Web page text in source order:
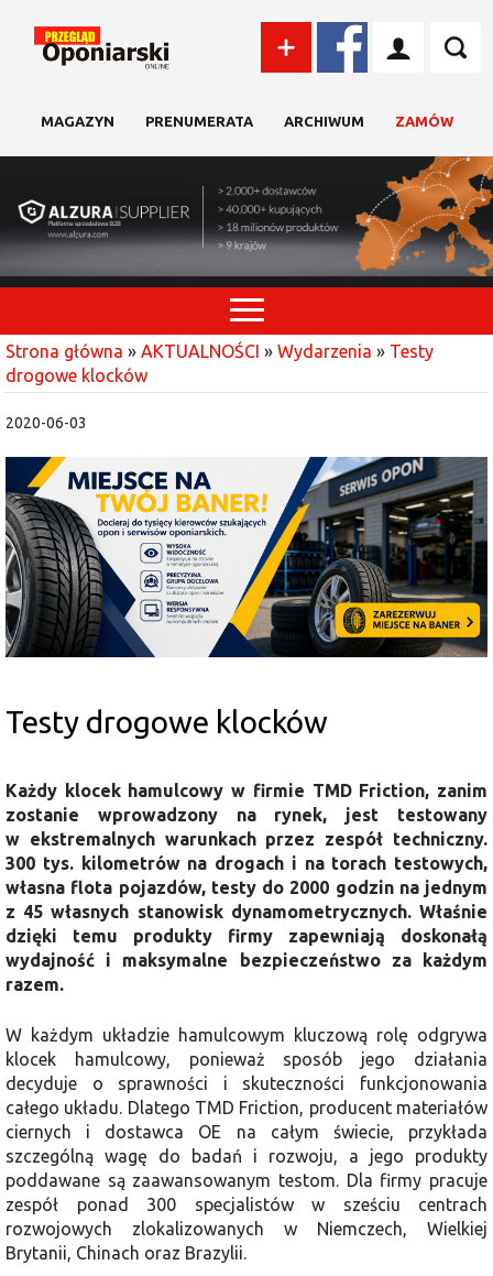
MAGAZYN PRENUMERATA ARCHIWUM ZAMÓW
Strona główna » AKTUALNOŚCI » Wydarzenia » Testy
drogowe klocków
2020-06-03
Testy drogowe klocków
Każdy klocek hamulcowy w firmie TMD Friction, zanim
zostanie wprowadzony na rynek, jest testowany
w ekstremalnych warunkach przez zespół techniczny.
300 tys. kilometrów na drogach i na torach testowych,
własna flota pojazdów, testy do 2000 godzin na jednym
z 45 własnych stanowisk dynamometrycznych. Właśnie
dzięki temu produkty firmy zapewniają doskonałą
wydajność i maksymalne bezpieczeństwo za każdym
razem.
W każdym układzie hamulcowym kluczową rolę odgrywa
klocek hamulcowy, ponieważ sposób jego działania
decyduje o sprawności i skuteczności funkcjonowania
całego układu. Dlatego TMD Friction, producent materiałów
ciernych i dostawca OE na całym świecie, przykłada
szczególną wagę do badań i rozwoju, a jego produkty
poddawane są zaawansowanym testom. Dla firmy pracuje
zespół ponad 300 specjalistów w sześciu centrach
rozwojowych zlokalizowanych w Niemczech, Wielkiej
Brytanii, Chinach oraz Brazylii.